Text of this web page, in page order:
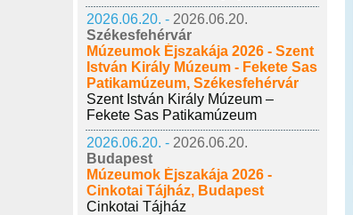
2026.06.20. - 2026.06.20.
Székesfehérvár
Múzeumok Éjszakája 2026 - Szent
István Király Múzeum - Fekete Sas
Patikamúzeum, Székesfehérvár
Szent István Király Múzeum –
Fekete Sas Patikamúzeum
2026.06.20. - 2026.06.20.
Budapest
Múzeumok Éjszakája 2026 -
Cinkotai Tájház, Budapest
Cinkotai Tájház